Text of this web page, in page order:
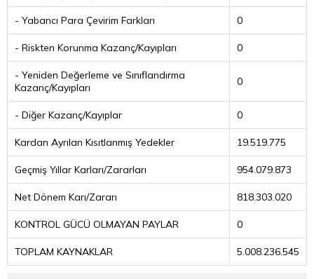
- Yabancı Para Çevirim Farkları 0
- Riskten Korunma Kazanç/Kayıpları 0
- Yeniden Değerleme ve Sınıflandırma
Kazanç/Kayıpları
0
- Diğer Kazanç/Kayıplar 0
Kardan Ayrılan Kısıtlanmış Yedekler 19.519.775
Geçmiş Yıllar Karları/Zararları 954.079.873
Net Dönem Karı/Zararı 818.303.020
KONTROL GÜCÜ OLMAYAN PAYLAR 0
TOPLAM KAYNAKLAR 5.008.236.545